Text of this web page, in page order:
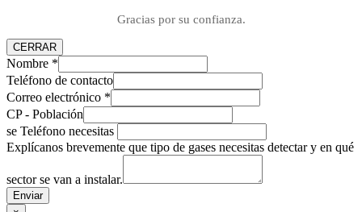
Gracias por su confianza.
CERRAR
Nombre *
Teléfono de contacto
Correo electrónico *
CP - Población
se Teléfono necesitas
Explícanos brevemente que tipo de gases necesitas detectar y en qué
sector se van a instalar.
Enviar